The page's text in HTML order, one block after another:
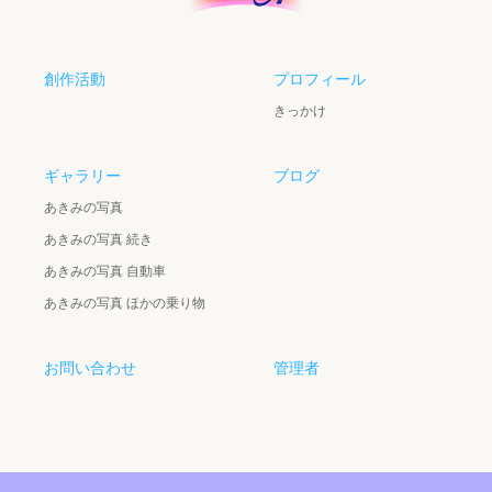
創作活動 プロフィール
きっかけ
ギャラリー
あきみの写真
あきみの写真 続き
あきみの写真 自動車
あきみの写真 ほかの乗り物
ブログ
お問い合わせ 管理者